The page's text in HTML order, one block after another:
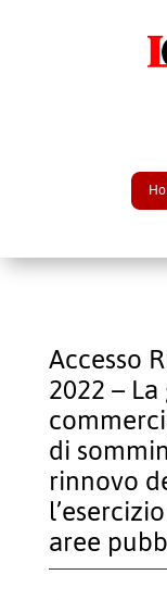
Accesso
2022 –
di
rinnovo
aree